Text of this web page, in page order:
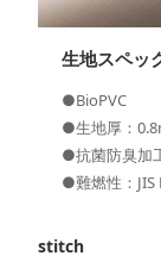
生地スペッ
●BioPVC
●生地厚：
●抗菌防臭加
●難燃性：JIS
stitch